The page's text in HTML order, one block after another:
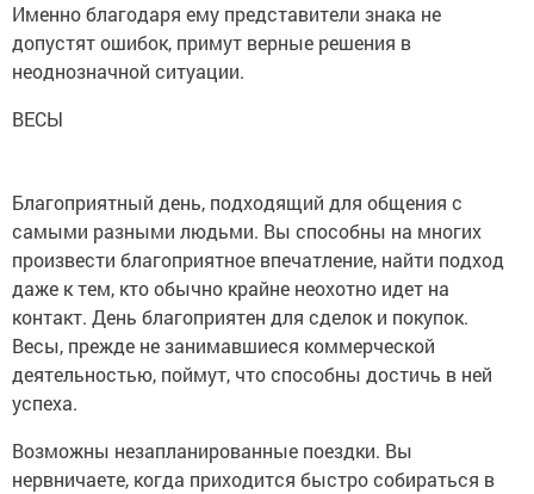
Именно благодаря ему представители знака не
допустят ошибок, примут верные решения в
неоднозначной ситуации.
ВЕСЫ
Благоприятный день, подходящий для общения с
самыми разными людьми. Вы способны на многих
произвести благоприятное впечатление, найти подход
даже к тем, кто обычно крайне неохотно идет на
контакт. День благоприятен для сделок и покупок.
Весы, прежде не занимавшиеся коммерческой
деятельностью, поймут, что способны достичь в ней
успеха.
Возможны незапланированные поездки. Вы
нервничаете, когда приходится быстро собираться в